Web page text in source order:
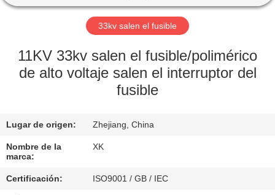
VIAJE
LA
FÁBRICA
DE
CALIDAD
33kv salen el fusible
11KV 33kv salen el fusible/polimérico
de alto voltaje salen el interruptor del
fusible
Lugar de origen: Zhejiang, China
Nombre de la
marca:
XK
Certificación: ISO9001 / GB / IEC